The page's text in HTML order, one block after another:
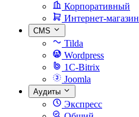
Корпоративный
Интернет-магазин
CMS
Tilda
Wordpress
1C-Bitrix
Joomla
Аудиты
Экспресс